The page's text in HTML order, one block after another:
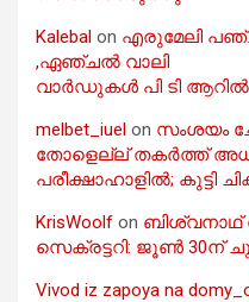
Kalebal on എരുമേലി
,ഏഞ്ചൽ വാലി
വാർഡുകൾ പി ടി ആറിൽ
melbet_iuel on സംശയം
തോളെല്ല് തകർത്ത്
പരീക്ഷാഹാളിൽ; കുട്ടി
KrisWoolf on ബിശ്വനാഥ്
സെക്രട്ടറി: ജൂൺ 30ന്
Vivod iz zapoya na